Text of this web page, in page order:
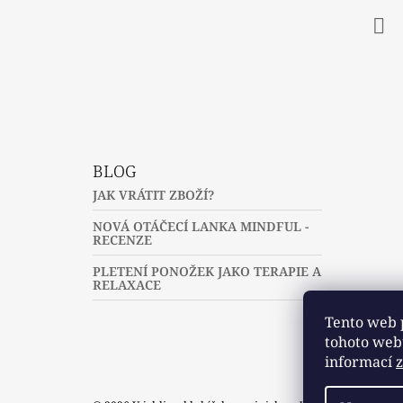
Tento web
tohoto
informací
BLOG
JAK VRÁTIT ZBOŽÍ?
NOVÁ OTÁČECÍ LANKA MINDFUL -
RECENZE
PLETENÍ PONOŽEK JAKO TERAPIE A
RELAXACE